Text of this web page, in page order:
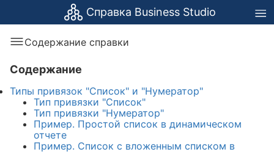
Справка Business Studio
Содержание справки
Содержание
Типы привязок "Список" и "Нумератор"
Тип привязки "Список"
Тип привязки "Нумератор"
Пример. Простой список в динамическом
отчете
Пример. Список с вложенным списком в